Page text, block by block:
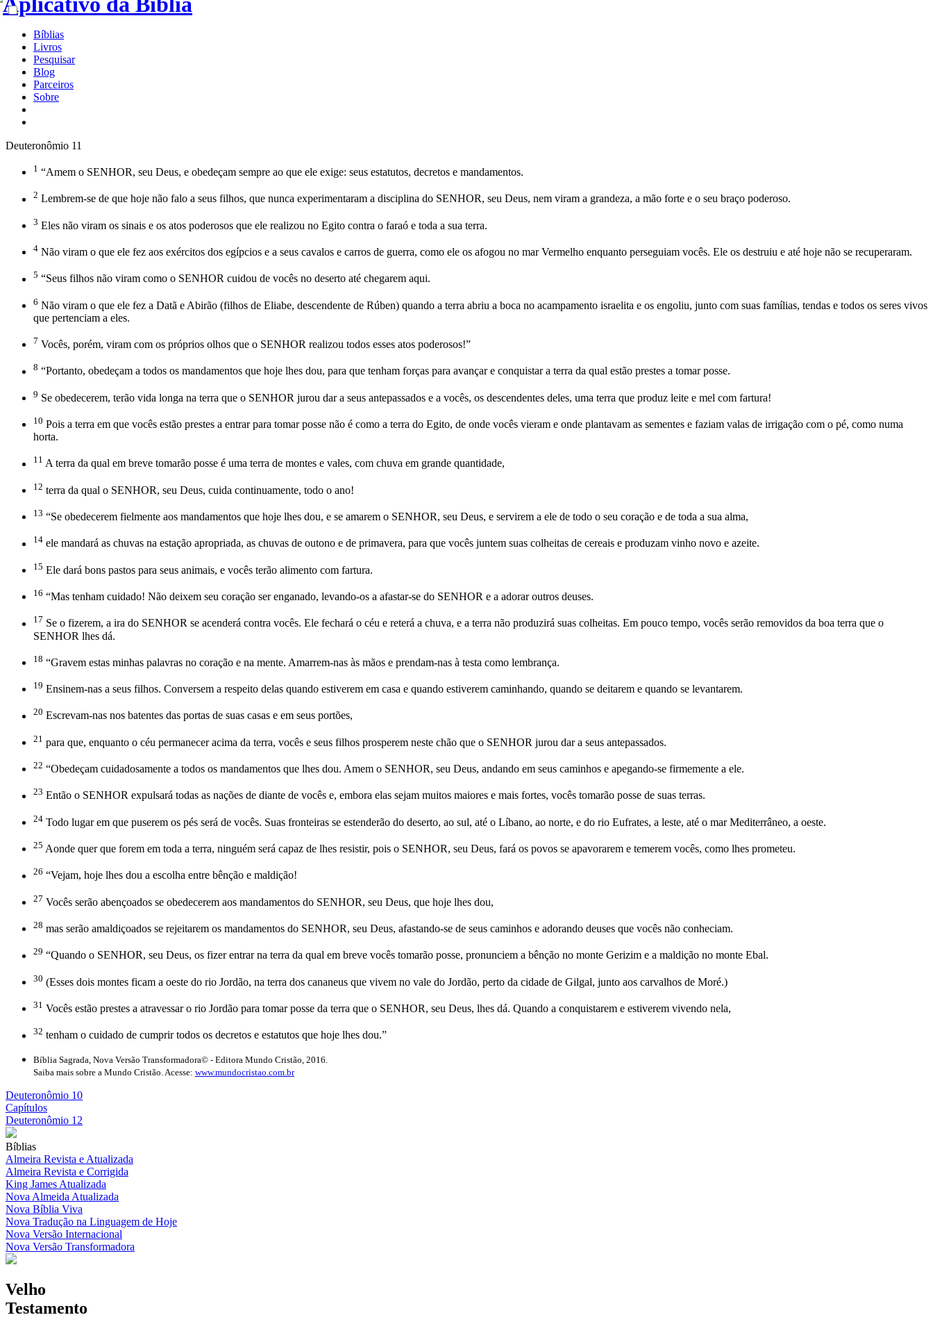
Bíblias
Livros
Pesquisar
Blog
Parceiros
Sobre
Deuteronômio 11
1 “Amem o SENHOR, seu Deus, e obedeçam sempre ao que ele exige: seus estatutos, decretos e mandamentos.
2 Lembrem-se de que hoje não falo a seus filhos, que nunca experimentaram a disciplina do SENHOR, seu Deus, nem viram a grandeza, a mão forte e o seu braço poderoso.
3 Eles não viram os sinais e os atos poderosos que ele realizou no Egito contra o faraó e toda a sua terra.
4 Não viram o que ele fez aos exércitos dos egípcios e a seus cavalos e carros de guerra, como ele os afogou no mar Vermelho enquanto perseguiam vocês. Ele os destruiu e até hoje não se recuperaram.
5 “Seus filhos não viram como o SENHOR cuidou de vocês no deserto até chegarem aqui.
6 Não viram o que ele fez a Datã e Abirão (filhos de Eliabe, descendente de Rúben) quando a terra abriu a boca no acampamento israelita e os engoliu, junto com suas famílias, tendas e todos os seres vivos
que pertenciam a eles.
7 Vocês, porém, viram com os próprios olhos que o SENHOR realizou todos esses atos poderosos!”
8 “Portanto, obedeçam a todos os mandamentos que hoje lhes dou, para que tenham forças para avançar e conquistar a terra da qual estão prestes a tomar posse.
9 Se obedecerem, terão vida longa na terra que o SENHOR jurou dar a seus antepassados e a vocês, os descendentes deles, uma terra que produz leite e mel com fartura!
10 Pois a terra em que vocês estão prestes a entrar para tomar posse não é como a terra do Egito, de onde vocês vieram e onde plantavam as sementes e faziam valas de irrigação com o pé, como numa
horta.
11 A terra da qual em breve tomarão posse é uma terra de montes e vales, com chuva em grande quantidade,
12 terra da qual o SENHOR, seu Deus, cuida continuamente, todo o ano!
13 “Se obedecerem fielmente aos mandamentos que hoje lhes dou, e se amarem o SENHOR, seu Deus, e servirem a ele de todo o seu coração e de toda a sua alma,
14 ele mandará as chuvas na estação apropriada, as chuvas de outono e de primavera, para que vocês juntem suas colheitas de cereais e produzam vinho novo e azeite.
15 Ele dará bons pastos para seus animais, e vocês terão alimento com fartura.
16 “Mas tenham cuidado! Não deixem seu coração ser enganado, levando-os a afastar-se do SENHOR e a adorar outros deuses.
17 Se o fizerem, a ira do SENHOR se acenderá contra vocês. Ele fechará o céu e reterá a chuva, e a terra não produzirá suas colheitas. Em pouco tempo, vocês serão removidos da boa terra que o
SENHOR lhes dá.
18 “Gravem estas minhas palavras no coração e na mente. Amarrem-nas às mãos e prendam-nas à testa como lembrança.
19 Ensinem-nas a seus filhos. Conversem a respeito delas quando estiverem em casa e quando estiverem caminhando, quando se deitarem e quando se levantarem.
20 Escrevam-nas nos batentes das portas de suas casas e em seus portões,
21 para que, enquanto o céu permanecer acima da terra, vocês e seus filhos prosperem neste chão que o SENHOR jurou dar a seus antepassados.
22 “Obedeçam cuidadosamente a todos os mandamentos que lhes dou. Amem o SENHOR, seu Deus, andando em seus caminhos e apegando-se firmemente a ele.
23 Então o SENHOR expulsará todas as nações de diante de vocês e, embora elas sejam muitos maiores e mais fortes, vocês tomarão posse de suas terras.
24 Todo lugar em que puserem os pés será de vocês. Suas fronteiras se estenderão do deserto, ao sul, até o Líbano, ao norte, e do rio Eufrates, a leste, até o mar Mediterrâneo, a oeste.
25 Aonde quer que forem em toda a terra, ninguém será capaz de lhes resistir, pois o SENHOR, seu Deus, fará os povos se apavorarem e temerem vocês, como lhes prometeu.
26 “Vejam, hoje lhes dou a escolha entre bênção e maldição!
27 Vocês serão abençoados se obedecerem aos mandamentos do SENHOR, seu Deus, que hoje lhes dou,
28 mas serão amaldiçoados se rejeitarem os mandamentos do SENHOR, seu Deus, afastando-se de seus caminhos e adorando deuses que vocês não conheciam.
29 “Quando o SENHOR, seu Deus, os fizer entrar na terra da qual em breve vocês tomarão posse, pronunciem a bênção no monte Gerizim e a maldição no monte Ebal.
30 (Esses dois montes ficam a oeste do rio Jordão, na terra dos cananeus que vivem no vale do Jordão, perto da cidade de Gilgal, junto aos carvalhos de Moré.)
31 Vocês estão prestes a atravessar o rio Jordão para tomar posse da terra que o SENHOR, seu Deus, lhes dá. Quando a conquistarem e estiverem vivendo nela,
32 tenham o cuidado de cumprir todos os decretos e estatutos que hoje lhes dou.”
Bíblia Sagrada, Nova Versão Transformadora© - Editora Mundo Cristão, 2016.
Saiba mais sobre a Mundo Cristão. Acesse: www.mundocristao.com.br
Deuteronômio 10
Capítulos
Deuteronômio 12
Bíblias
Almeira Revista e Atualizada
Almeira Revista e Corrigida
King James Atualizada
Nova Almeida Atualizada
Nova Bíblia Viva
Nova Tradução na Linguagem de Hoje
Nova Versão Internacional
Nova Versão Transformadora
Velho
Testamento